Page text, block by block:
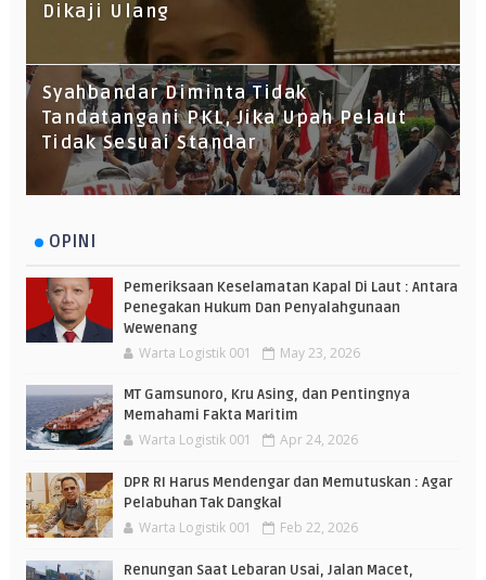
Dikaji Ulang
Syahbandar Diminta Tidak
Tandatangani PKL, Jika Upah Pelaut
Tidak Sesuai Standar
OPINI
Pemeriksaan Keselamatan Kapal Di Laut : Antara
Penegakan Hukum Dan Penyalahgunaan
Wewenang
Warta Logistik 001 May 23, 2026
MT Gamsunoro, Kru Asing, dan Pentingnya
Memahami Fakta Maritim
Warta Logistik 001 Apr 24, 2026
DPR RI Harus Mendengar dan Memutuskan : Agar
Pelabuhan Tak Dangkal
Warta Logistik 001 Feb 22, 2026
Renungan Saat Lebaran Usai, Jalan Macet,